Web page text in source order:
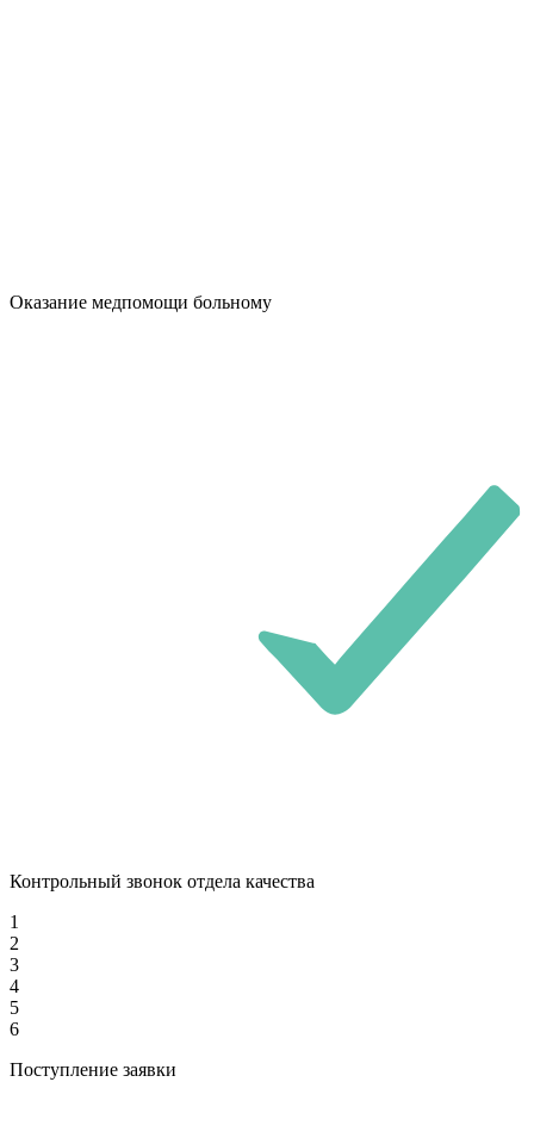
Оказание медпомощи больному
Контрольный звонок отдела качества
1
2
3
4
5
6
Поступление заявки